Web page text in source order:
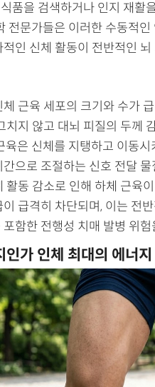
품을 검색하거나 인지 재활
전문가들은 이러한 수동적
인 신체 활동이 전반적인
근육 세포의 크기와 수가
치지 않고 대뇌 피질의 두께
육은 신체를 지탱하고 이동
으로 조절하는 신호 전달
활동 감소로 인해 하체 근육
급격히 차단되며, 이는 전
함한 전행성 치매 발병 위
인가 인체 최대의 에너